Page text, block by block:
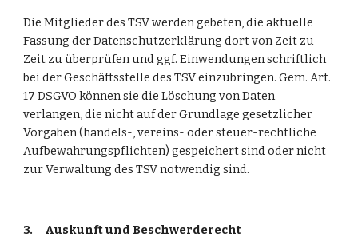
Die Mitglieder des TSV werden gebeten, die aktuelle
Fassung der Datenschutzerklärung dort von Zeit zu
Zeit zu überprüfen und ggf. Einwendungen schriftlich
bei der Geschäftsstelle des TSV einzubringen. Gem. Art.
17 DSGVO können sie die Löschung von Daten
verlangen, die nicht auf der Grundlage gesetzlicher
Vorgaben (handels-, vereins- oder steuer-rechtliche
Aufbewahrungspflichten) gespeichert sind oder nicht
zur Verwaltung des TSV notwendig sind.
3. Auskunft und Beschwerderecht